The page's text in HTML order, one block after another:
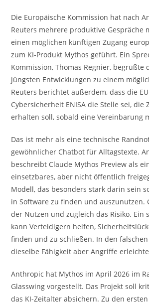
Die Europäische Kommission hat nach
Reuters mehrere produktive Gespräche
einen möglichen künftigen Zugang
zum KI-Produkt Mythos geführt. Ein
Kommission, Thomas Regnier, begrüßte
jüngsten Entwicklungen zu einem
Reuters berichtet außerdem, dass die
Cybersicherheit ENISA die Stelle sei, die
erhalten soll, sobald eine Vereinbarung
Das ist mehr als eine technische
gewöhnlicher Chatbot für Alltagstexte.
beschreibt Claude Mythos Preview als
einsetzbares, aber nicht öffentlich
Modell, das besonders stark darin sein
in Software zu finden und auszunutzen.
der Nutzen und zugleich das Risiko. Ein
kann Verteidigern helfen,
finden und zu schließen. In den
dieselbe Fähigkeit aber Angriffe
Anthropic hat Mythos im April 2026 im
Glasswing vorgestellt. Das Projekt soll
das KI-Zeitalter absichern. Zu den